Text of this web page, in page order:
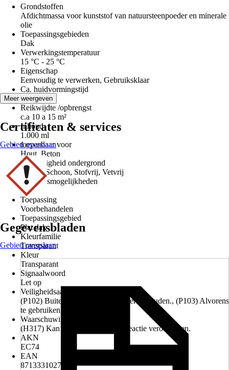
Grondstoffen
Afdichtmassa voor kunststof van natuursteenpoeder en minerale
olie
Toepassingsgebieden
Dak
Verwerkingstemperatuur
15 °C - 25 °C
Eigenschap
Eenvoudig te verwerken, Gebruiksklaar
Ca. huidvormingstijd
0 min
Reikwijdte /opbrengst
c.a 10 a 15 m²
Inhoud
1.000 ml
toepasbaar voor
Hout, Beton
Hoedanigheid ondergrond
Droog, Schoon, Stofvrij, Vetvrij
Gebruiksmogelijkheden
Buiten
Toepassing
Voorbehandelen
Toepassingsgebied
Plat dak
Kleurfamilie
Transparant
Kleur
Transparant
Signaalwoord
Let op
Veiligheidsaanwijzingen (P-zinnen)
(P102) Buiten het bereik van kinderen houden., (P103) Alvorens
te gebruiken, het etiket lezen.
Waarschuwingen (H-zinnen)
(H317) Kan een allergische huidreactie veroorzaken.
AKN
EC74
EAN
8713331027791
Meer weergeven
Certificaten & services
Gebied overslaan
Gegevensbladen
Gebied overslaan